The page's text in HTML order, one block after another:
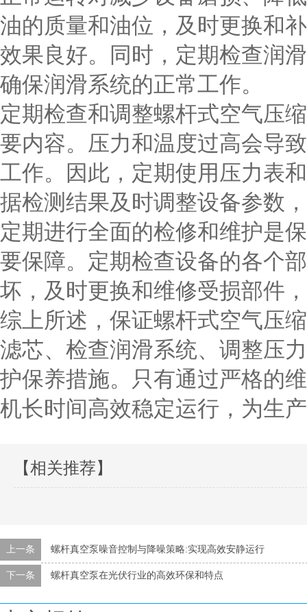
油的质量和油位，及时更换和
效果良好。同时，定期检查润
确保润滑系统的正常工作。
定期检查和调整螺杆式空气压
要内容。压力和温度过高会导
工作。因此，定期使用压力表
据检测结果及时调整设备参数
定期进行全面的检修和维护是
要保障。定期检查设备的各个
坏，及时更换和维修受损部件
综上所述，保证螺杆式空气压
滤芯、检查润滑系统、调整压
护保养措施。只有通过严格的
机长时间高效稳定运行，为生
【相关推荐】
上一条 螺杆真空泵噪音控制与降噪策略:实现高效安静运行
下一条 螺杆真空泵在光伏行业的高效环保和特点